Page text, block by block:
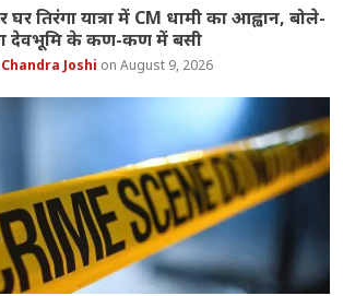
तिरंगा यात्रा में CM धामी का आह्वान, बोले-
देवभूमि के कण-कण में बसी
Joshi August 9, 2026